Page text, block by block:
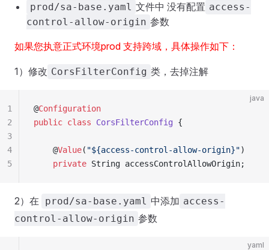
prod/sa-base.yaml 文件中 没有配置 access-
control-allow-origin 参数
如果您执意正式环境prod 支持跨域，具体操作如下：
1）修改 CorsFilterConfig 类，去掉注解
java
@Configuration
public class CorsFilterConfig {
    @
Value( "${access-control-allow-origin}")
    private
String accessControlAllowOrigin;
1
2
3
4
5
2）在 prod/sa-base.yaml 中添加 access-
control-allow-origin 参数
yaml